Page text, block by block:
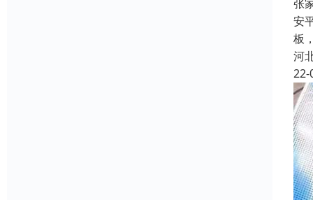
张
安
板
河
22-